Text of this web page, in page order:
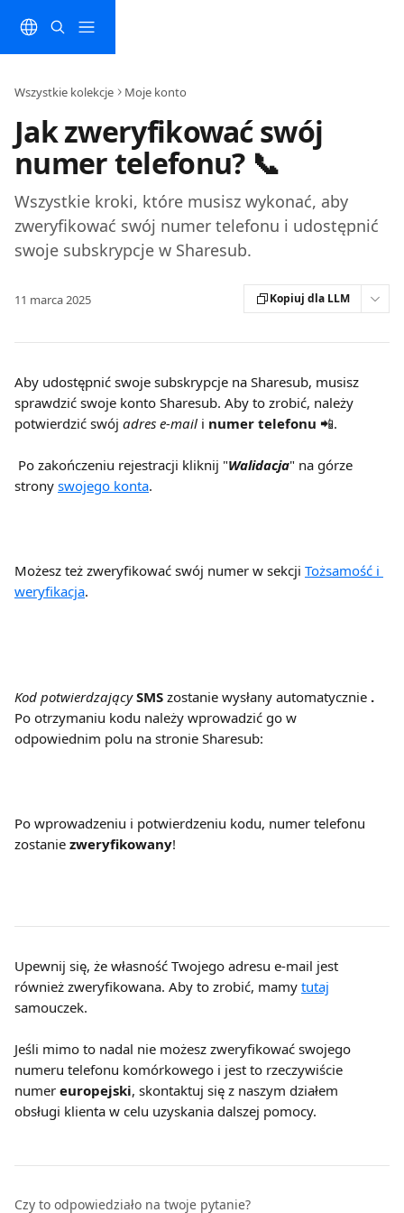
Wszystkie kolekcje Moje konto
Jak zweryfikować swój
numer telefonu? 📞
Wszystkie kroki, które musisz wykonać, aby
zweryfikować swój numer telefonu i udostępnić
swoje subskrypcje w Sharesub.
11 marca 2025 Kopiuj dla LLM
Aby udostępnić swoje subskrypcje na Sharesub, musisz
sprawdzić swoje konto Sharesub. Aby to zrobić, należy
potwierdzić swój adres e-mail i numer telefonu 📲.
Po zakończeniu rejestracji kliknij "Walidacja" na górze
strony swojego konta.
Możesz też zweryfikować swój numer w sekcji Tożsamość i
weryfikacja.
Kod potwierdzający SMS zostanie wysłany automatycznie .
Po otrzymaniu kodu należy wprowadzić go w
odpowiednim polu na stronie Sharesub:
Po wprowadzeniu i potwierdzeniu kodu, numer telefonu
zostanie zweryfikowany!
Upewnij się, że własność Twojego adresu e-mail jest
również zweryfikowana. Aby to zrobić, mamy tutaj
samouczek.
Jeśli mimo to nadal nie możesz zweryfikować swojego
numeru telefonu komórkowego i jest to rzeczywiście
numer europejski, skontaktuj się z naszym działem
obsługi klienta w celu uzyskania dalszej pomocy.
Czy to odpowiedziało na twoje pytanie?